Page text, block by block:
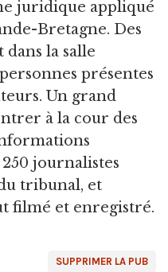
juridique appliqué
Bretagne. Des
la salle
présentes
Un grand
à la cour des
journalistes
tribunal, et
filmé et enregistré.
SUPPRIMER LA PUB